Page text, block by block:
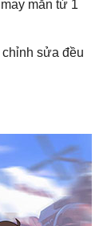
mắn từ 1
sửa đều